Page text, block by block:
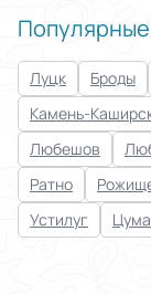
Луцк Броды
Камень-
Любешов
Ратно
Устилуг